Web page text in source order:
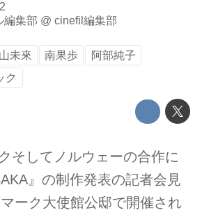
編集部 @ cinefil編集部
未來 南果歩
阿部純子
ク
そしてノルウェーの合作に
』の制作発表の記者会見
ーク大使館公邸で開催され